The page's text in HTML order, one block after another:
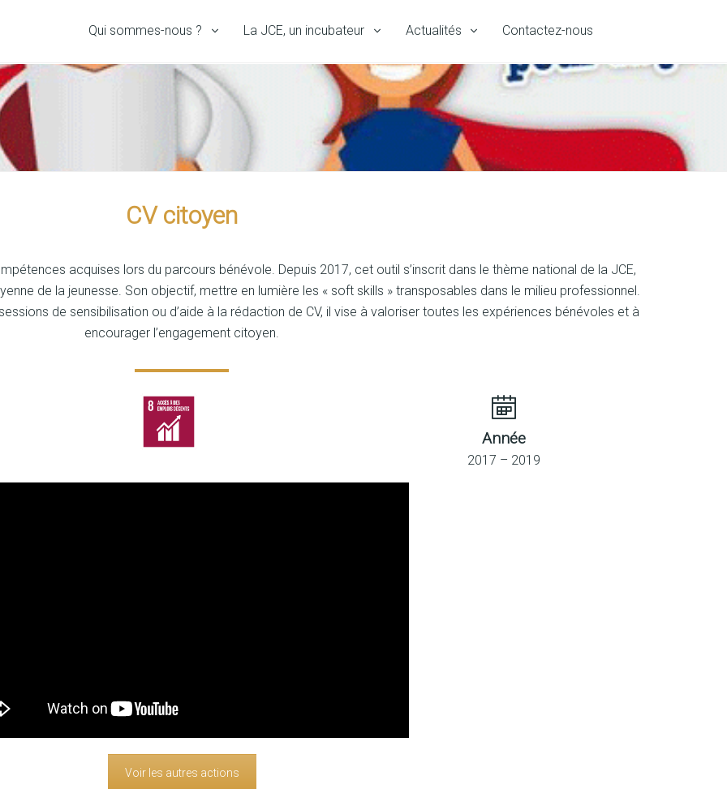
Qui sommes-nous ? La JCE, un incubateur Actualités Contactez-nous
CV citoyen
acquises lors du parcours bénévole. Depuis 2017, cet outil s’inscrit dans le thème national de la JCE,
de la jeunesse. Son objectif, mettre en lumière les « soft skills » transposables dans le milieu professionnel.
de sensibilisation ou d’aide à la rédaction de CV, il vise à valoriser toutes les expériences bénévoles et à
encourager l’engagement citoyen.
Année
2017 – 2019
Voir les autres actions